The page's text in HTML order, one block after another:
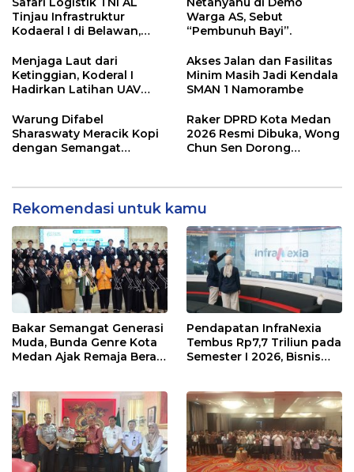
Tinjau Infrastruktur
Kodaeral I di Belawan,
Operasional
Warga AS, Sebut
“Pembunuh Bayi”.
Menjaga Laut dari
Ketinggian, Koderal I
Hadirkan Latihan UAV
Akses Jalan dan Fasilitas
Minim Masih Jadi Kendala
SMAN 1 Namorambe
Warung Difabel
Sharaswaty Meracik Kopi
dengan Semangat
Raker DPRD Kota Medan
2026 Resmi Dibuka, Wong
Chun Sen Dorong
Rekomendasi untuk kamu
Bakar Semangat Generasi
Muda, Bunda Genre Kota
Medan Ajak Remaja Berani
Pendapatan InfraNexia
Tembus Rp7,7 Triliun pada
Semester I 2026, Bisnis